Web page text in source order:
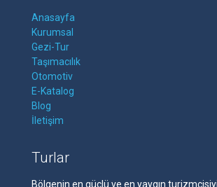
Anasayfa
Kurumsal
Gezi-Tur
Taşımacılık
Otomotiv
E-Katalog
Blog
İletişim
Turlar
Bölgenin en güçlü ve en yaygın